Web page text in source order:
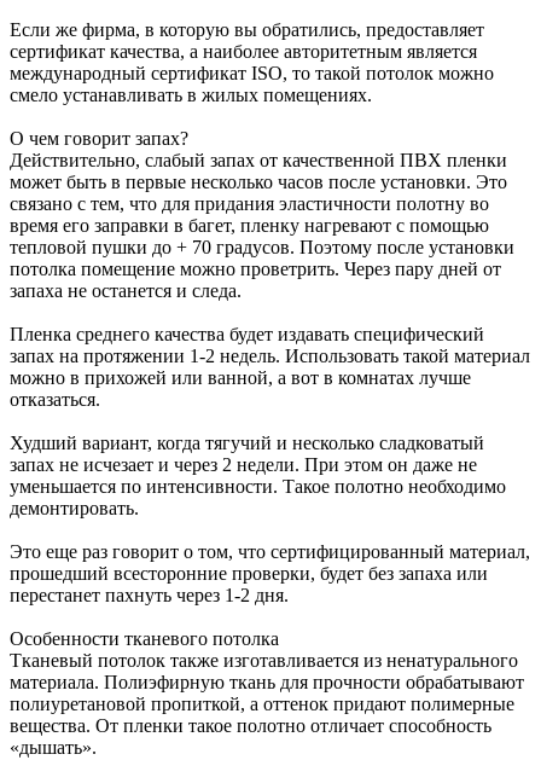
Если же фирма, в которую вы обратились, предоставляет
сертификат качества, а наиболее авторитетным является
международный сертификат ISO, то такой потолок можно
смело устанавливать в жилых помещениях.
О чем говорит запах?
Действительно, слабый запах от качественной ПВХ пленки
может быть в первые несколько часов после установки. Это
связано с тем, что для придания эластичности полотну во
время его заправки в багет, пленку нагревают с помощью
тепловой пушки до + 70 градусов. Поэтому после установки
потолка помещение можно проветрить. Через пару дней от
запаха не останется и следа.
Пленка среднего качества будет издавать специфический
запах на протяжении 1-2 недель. Использовать такой материал
можно в прихожей или ванной, а вот в комнатах лучше
отказаться.
Худший вариант, когда тягучий и несколько сладковатый
запах не исчезает и через 2 недели. При этом он даже не
уменьшается по интенсивности. Такое полотно необходимо
демонтировать.
Это еще раз говорит о том, что сертифицированный материал,
прошедший всесторонние проверки, будет без запаха или
перестанет пахнуть через 1-2 дня.
Особенности тканевого потолка
Тканевый потолок также изготавливается из ненатурального
материала. Полиэфирную ткань для прочности обрабатывают
полиуретановой пропиткой, а оттенок придают полимерные
вещества. От пленки такое полотно отличает способность
«дышать».